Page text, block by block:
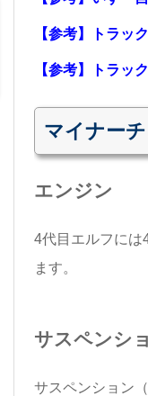
【参考】トラッ
【参考】トラッ
マイナー
エンジン
4代目エルフには
ます。
サスペンシ
サスペンション